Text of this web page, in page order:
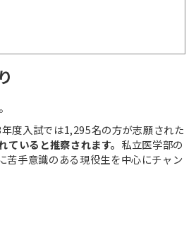
度入試では1,295名の方が志願された
いると推察されます。 私立医学部の
苦手意識のある現役生を中心にチャン